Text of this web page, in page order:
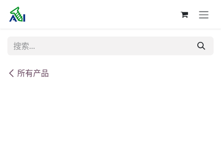
跳至内容
所有产品